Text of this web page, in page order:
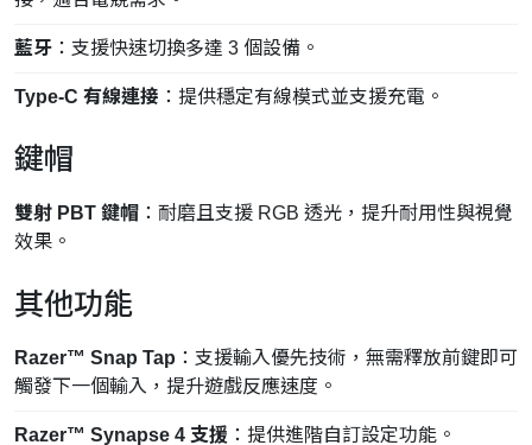
藍牙 ：支援快速切換多達 3 個設備。
Type-C 有線連接 ：提供穩定有線模式並支援充電。
鍵帽
雙射 PBT 鍵帽 ：耐磨且支援 RGB 透光，提升耐用性與視覺
效果。
其他功能
Razer™ Snap Tap ：支援輸入優先技術，無需釋放前鍵即可
觸發下一個輸入，提升遊戲反應速度。
Razer™ Synapse 4 支援 ：提供進階自訂設定功能。